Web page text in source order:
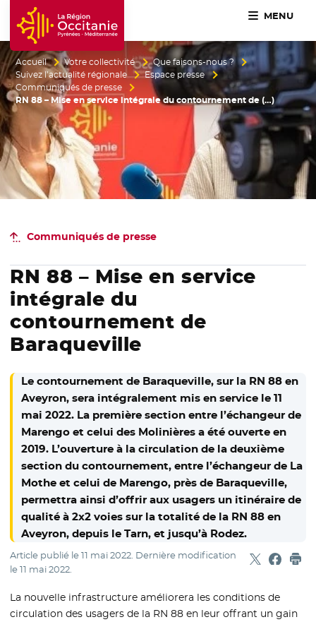
Accueil Région Occitanie / Pyrénées-Méditerranée
MENU
Accueil Votre collectivité
Que faisons-nous ?
Suivez l’actualité régionale
Espace presse
Communiqués de presse
RN 88 – Mise en service intégrale du contournement de (…)
Communiqués de presse
RN 88 – Mise en service
intégrale du
contournement de
Baraqueville
Le contournement de Baraqueville, sur la RN 88 en
Aveyron, sera intégralement mis en service le 11
mai 2022. La première section entre l’échangeur de
Marengo et celui des Molinières a été ouverte en
2019. L’ouverture à la circulation de la deuxième
section du contournement, entre l’échangeur de La
Mothe et celui de Marengo, près de Baraqueville,
permettra ainsi d’offrir aux usagers un itinéraire de
qualité à 2x2 voies sur la totalité de la RN 88 en
Aveyron, depuis le Tarn, et jusqu’à Rodez.
Article publié le11 mai 2022. Dernière modification
le11 mai 2022. Partager
- Nouvelle
-
La nouvelle infrastructure améliorera les conditions de
circulation des usagers de la RN 88 en leur offrant un gain